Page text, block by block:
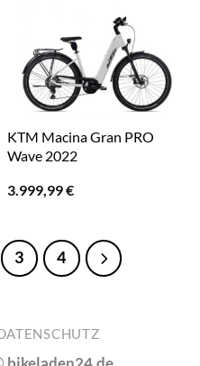
KTM Macina Gran PRO
Wave 2022
3.999,99€
3 4